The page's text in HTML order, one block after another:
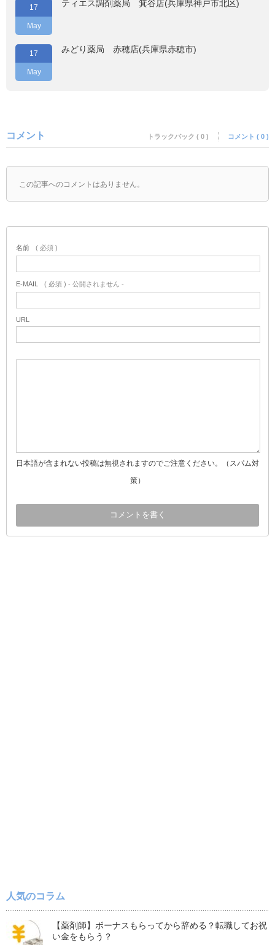
17
May
ティエス調剤薬局 箕谷店(兵庫県神戸市北区)
17
May
みどり薬局 赤穂店(兵庫県赤穂市)
コメント トラックバック ( 0 ) コメント ( 0 )
この記事へのコメントはありません。
名前 ( 必須 )
E-MAIL ( 必須 ) - 公開されません -
URL
日本語が含まれない投稿は無視されますのでご注意ください。（スパム対
策）
人気のコラム
【薬剤師】ボーナスもらってから辞める？転職してお祝
い金をもらう？